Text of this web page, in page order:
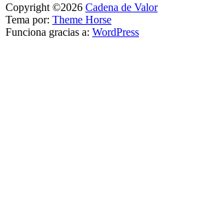
Copyright ©2026 Cadena de Valor
Tema por: Theme Horse
Funciona gracias a: WordPress